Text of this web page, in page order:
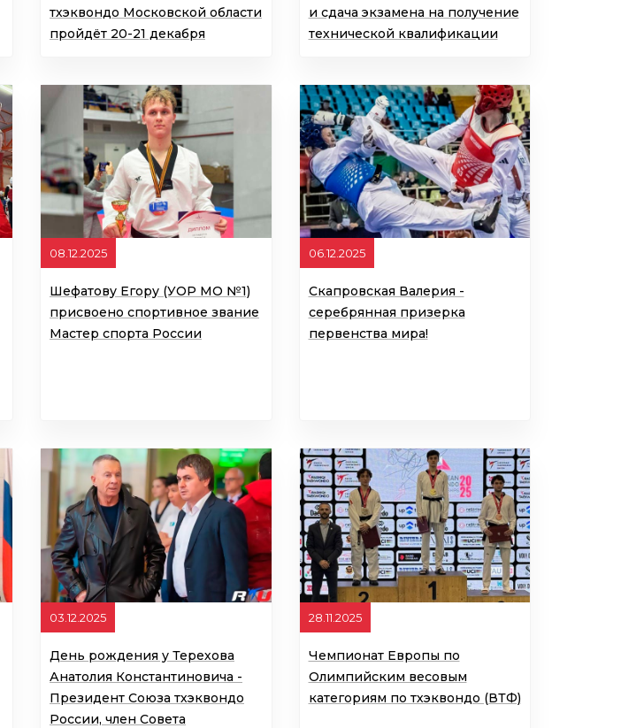
тхэквондо Московской области
пройдёт 20-21 декабря
и сдача экзамена на получение
технической квалификации
08.12.2025
Шефатову Егору (УОР МО №1)
присвоено спортивное звание
Мастер спорта России
06.12.2025
Скапровская Валерия -
серебрянная призерка
первенства мира!
03.12.2025
День рождения у Терехова
Анатолия Константиновича -
Президент Союза тхэквондо
России, член Совета
28.11.2025
Чемпионат Европы по
Олимпийским весовым
категориям по тхэквондо (ВТФ)